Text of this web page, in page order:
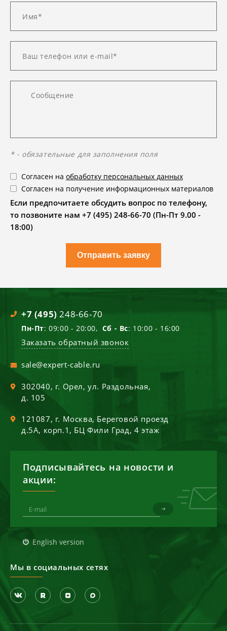
* - обязательные для заполнения поля
Согласен на обработку персональных данных
Согласен на получение информационных материалов
Если предпочитаете обсудить вопрос по телефону,
то позвоните нам +7 (495) 248-66-70 (Пн-Пт 9.00 -
18:00)
Отправить заявку
+7 (495) 248-66-70
Пн-Пт: 09:00 - 20:00, Сб - Вс: 10:00 - 16:00
Заказать обратный звонок
sale@expert-cable.ru
302040, г. Орел,ул. Раздольная,
д. 105
121087, г. Москва, Береговой проезд
д.5А, корп.1, БЦ Фили Град, 4 этаж
Подписывайтесь на новости и
акции:
English version
Мы в социальных сетях